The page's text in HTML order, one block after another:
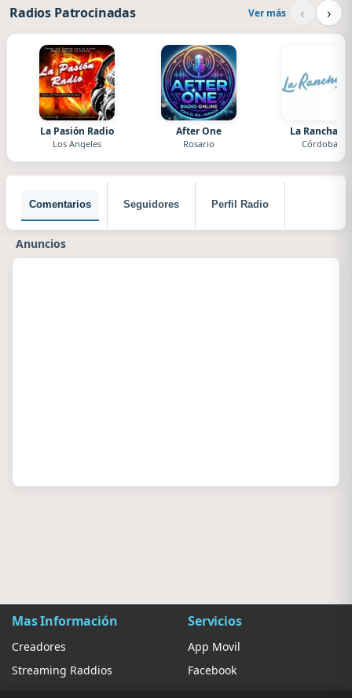
Radios Patrocinadas Ver más ‹ ›
La Pasión Radio
Los Angeles
After One
Rosario
La Ranchada
Córdoba
Comentarios Seguidores Perfil Radio
Anuncios
Mas Información
Creadores
Streaming Raddios
Servicios
App Movil
Facebook